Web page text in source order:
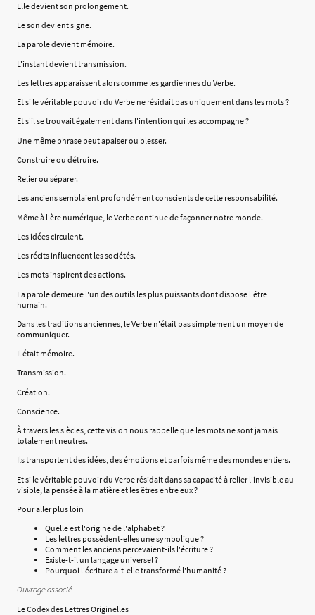
Elle devient son prolongement.
Le son devient signe.
La parole devient mémoire.
L'instant devient transmission.
Les lettres apparaissent alors comme les gardiennes du Verbe.
Et si le véritable pouvoir du Verbe ne résidait pas uniquement dans les mots ?
Et s'il se trouvait également dans l'intention qui les accompagne ?
Une même phrase peut apaiser ou blesser.
Construire ou détruire.
Relier ou séparer.
Les anciens semblaient profondément conscients de cette responsabilité.
Même à l'ère numérique, le Verbe continue de façonner notre monde.
Les idées circulent.
Les récits influencent les sociétés.
Les mots inspirent des actions.
La parole demeure l'un des outils les plus puissants dont dispose l'être
humain.
Dans les traditions anciennes, le Verbe n'était pas simplement un moyen de
communiquer.
Il était mémoire.
Transmission.
Création.
Conscience.
À travers les siècles, cette vision nous rappelle que les mots ne sont jamais
totalement neutres.
Ils transportent des idées, des émotions et parfois même des mondes entiers.
Et si le véritable pouvoir du Verbe résidait dans sa capacité à relier l'invisible au
visible, la pensée à la matière et les êtres entre eux ?
Pour aller plus loin
Quelle est l'origine de l'alphabet ?
Les lettres possèdent-elles une symbolique ?
Comment les anciens percevaient-ils l'écriture ?
Existe-t-il un langage universel ?
Pourquoi l'écriture a-t-elle transformé l'humanité ?
Ouvrage associé
Le Codex des Lettres Originelles